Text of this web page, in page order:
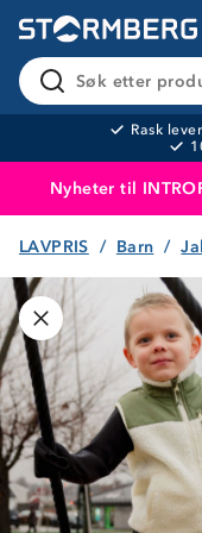
Søk etter
Rask
Nyheter til
LAVPRIS Barn